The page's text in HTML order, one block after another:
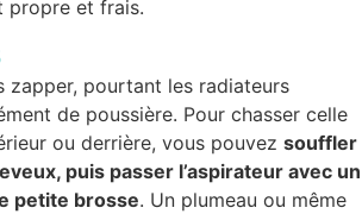
propre et frais.
zapper, pourtant les radiateurs
de poussière. Pour chasser celle
ou derrière, vous pouvez souffler
puis passer l’aspirateur avec un
petite brosse. Un plumeau ou même